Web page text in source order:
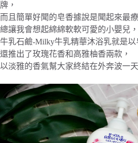
牌，
而且簡單好聞的皂香據說是聞起來最
總讓我會想起綿綿軟軟可愛的小嬰兒，
牛乳石鹼-Milky牛乳精華沐浴乳就是以
還推出了玫瑰花香和高雅柚香兩款，
以淡雅的香氣幫大家終結在外奔波一